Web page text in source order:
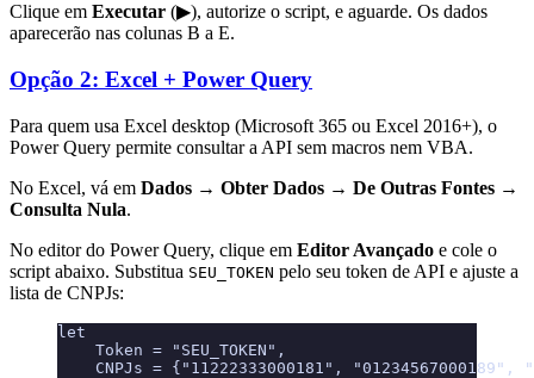
Clique em Executar (▶), autorize o script, e aguarde. Os dados
aparecerão nas colunas B a E.
Opção 2: Excel + Power Query
Para quem usa Excel desktop (Microsoft 365 ou Excel 2016+), o
Power Query permite consultar a API sem macros nem VBA.
No Excel, vá em Dados → Obter Dados → De Outras Fontes →
Consulta Nula.
No editor do Power Query, clique em Editor Avançado e cole o
script abaixo. Substitua SEU_TOKEN pelo seu token de API e ajuste a
lista de CNPJs:
let
    Token = "SEU_TOKEN",
CNPJs = {"11222333000181", "01234567000189",